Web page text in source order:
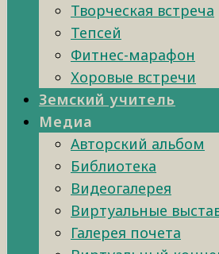
Творческая встреча
Тепсей
Фитнес-марафон
Хоровые встречи
Земский учитель
Медиа
Авторский альбом
Библиотека
Видеогалерея
Виртуальные
Галерея почета